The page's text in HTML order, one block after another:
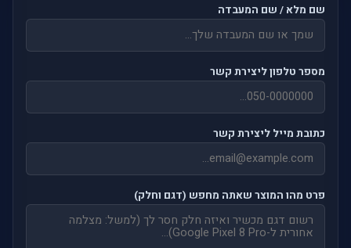
שם מלא / שם המעבדה
מספר טלפון ליצירת קשר
כתובת מייל ליצירת קשר
פרט מהו המוצר שאתה מחפש (דגם וחלק)